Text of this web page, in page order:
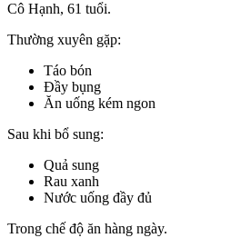
Cô Hạnh, 61 tuổi.
Thường xuyên gặp:
Táo bón
Đầy bụng
Ăn uống kém ngon
Sau khi bổ sung:
Quả sung
Rau xanh
Nước uống đầy đủ
Trong chế độ ăn hàng ngày.